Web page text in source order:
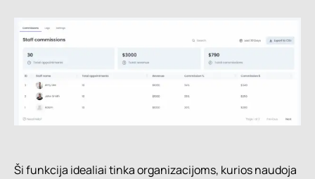
Ši funkcija idealiai tinka organizacijoms, kurios naudoja